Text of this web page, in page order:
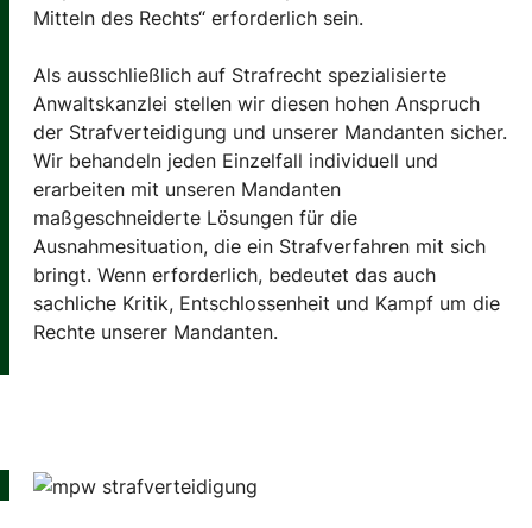
Mitteln des Rechts“ erforderlich sein.
Als ausschließlich auf Strafrecht spezialisierte
Anwaltskanzlei stellen wir diesen hohen Anspruch
der Strafverteidigung und unserer Mandanten sicher.
Wir behandeln jeden Einzelfall individuell und
erarbeiten mit unseren Mandanten
maßgeschneiderte Lösungen für die
Ausnahmesituation, die ein Strafverfahren mit sich
bringt. Wenn erforderlich, bedeutet das auch
sachliche Kritik, Entschlossenheit und Kampf um die
Rechte unserer Mandanten.